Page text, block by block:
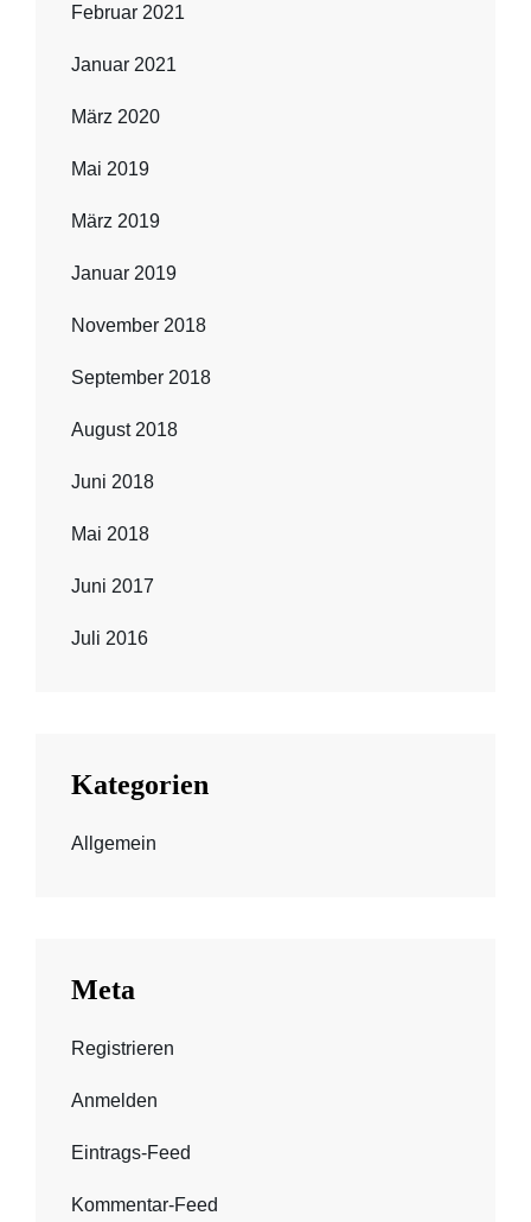
Februar 2021
Januar 2021
März 2020
Mai 2019
März 2019
Januar 2019
November 2018
September 2018
August 2018
Juni 2018
Mai 2018
Juni 2017
Juli 2016
Kategorien
Allgemein
Meta
Registrieren
Anmelden
Eintrags-Feed
Kommentar-Feed